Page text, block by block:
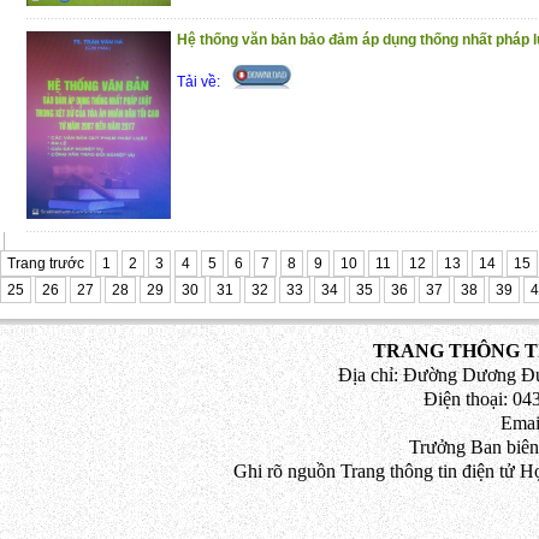
Nhằm góp phần nhận diện rõ hơn
Việt Nam trước tác động của cuộc Cách
tư, cuốn sách này đã ra đời. Trân trọng
(4/11/2020)
Hệ thống văn bản bảo đảm áp dụng thống nhất pháp
Tải về:
Trang trước 1 2 3 4 5 6 7 8 9 10 11 12 13 14
15
25
26 27 28 29 30 31 32 33 34 35 36 37 38 39
TRANG THÔNG
Địa chỉ: Đường Dương
Điện thoại:
Trưởng Ban
Ghi rõ nguồn Trang thông tin điện tử